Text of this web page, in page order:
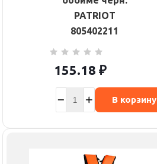
PATRIOT
805402211
155.18 ₽
В корзину